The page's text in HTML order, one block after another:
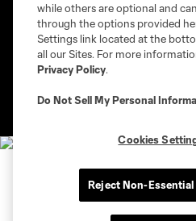
Terms of Service
Privacy Policy
Do Not Sell or Share My Personal
©2026 MLS. The Major League Soccer
registered trademarks of Major League
and logos of MLS teams are registered
MLS or are used with the permission of
while others are optional and
through the options provided
Settings link located at the
all our Sites. For more
Privacy Policy.
Do Not Sell My Personal
Cookies
Reject Non-